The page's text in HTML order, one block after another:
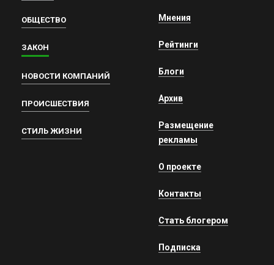
ОБЩЕСТВО
ЗАКОН
НОВОСТИ КОМПАНИЙ
ПРОИСШЕСТВИЯ
СТИЛЬ ЖИЗНИ
Мнения
Рейтинги
Блоги
Архив
Размещение
рекламы
О проекте
Контакты
Стать блогером
Подписка